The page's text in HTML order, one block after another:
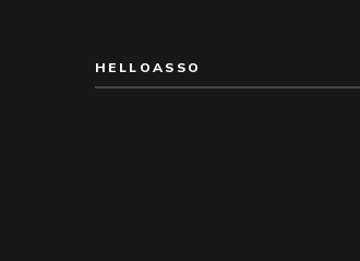
HELLOASSO